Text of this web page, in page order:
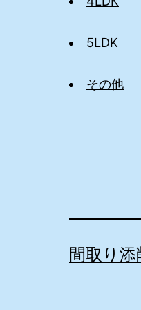
5LDK
その他
間取り添